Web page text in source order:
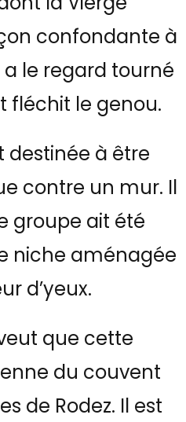
confondante à
a le regard tourné
fléchit le genou.
destinée à être
contre un mur. Il
groupe ait été
niche aménagée
d’yeux.
que cette
du couvent
de Rodez. Il est